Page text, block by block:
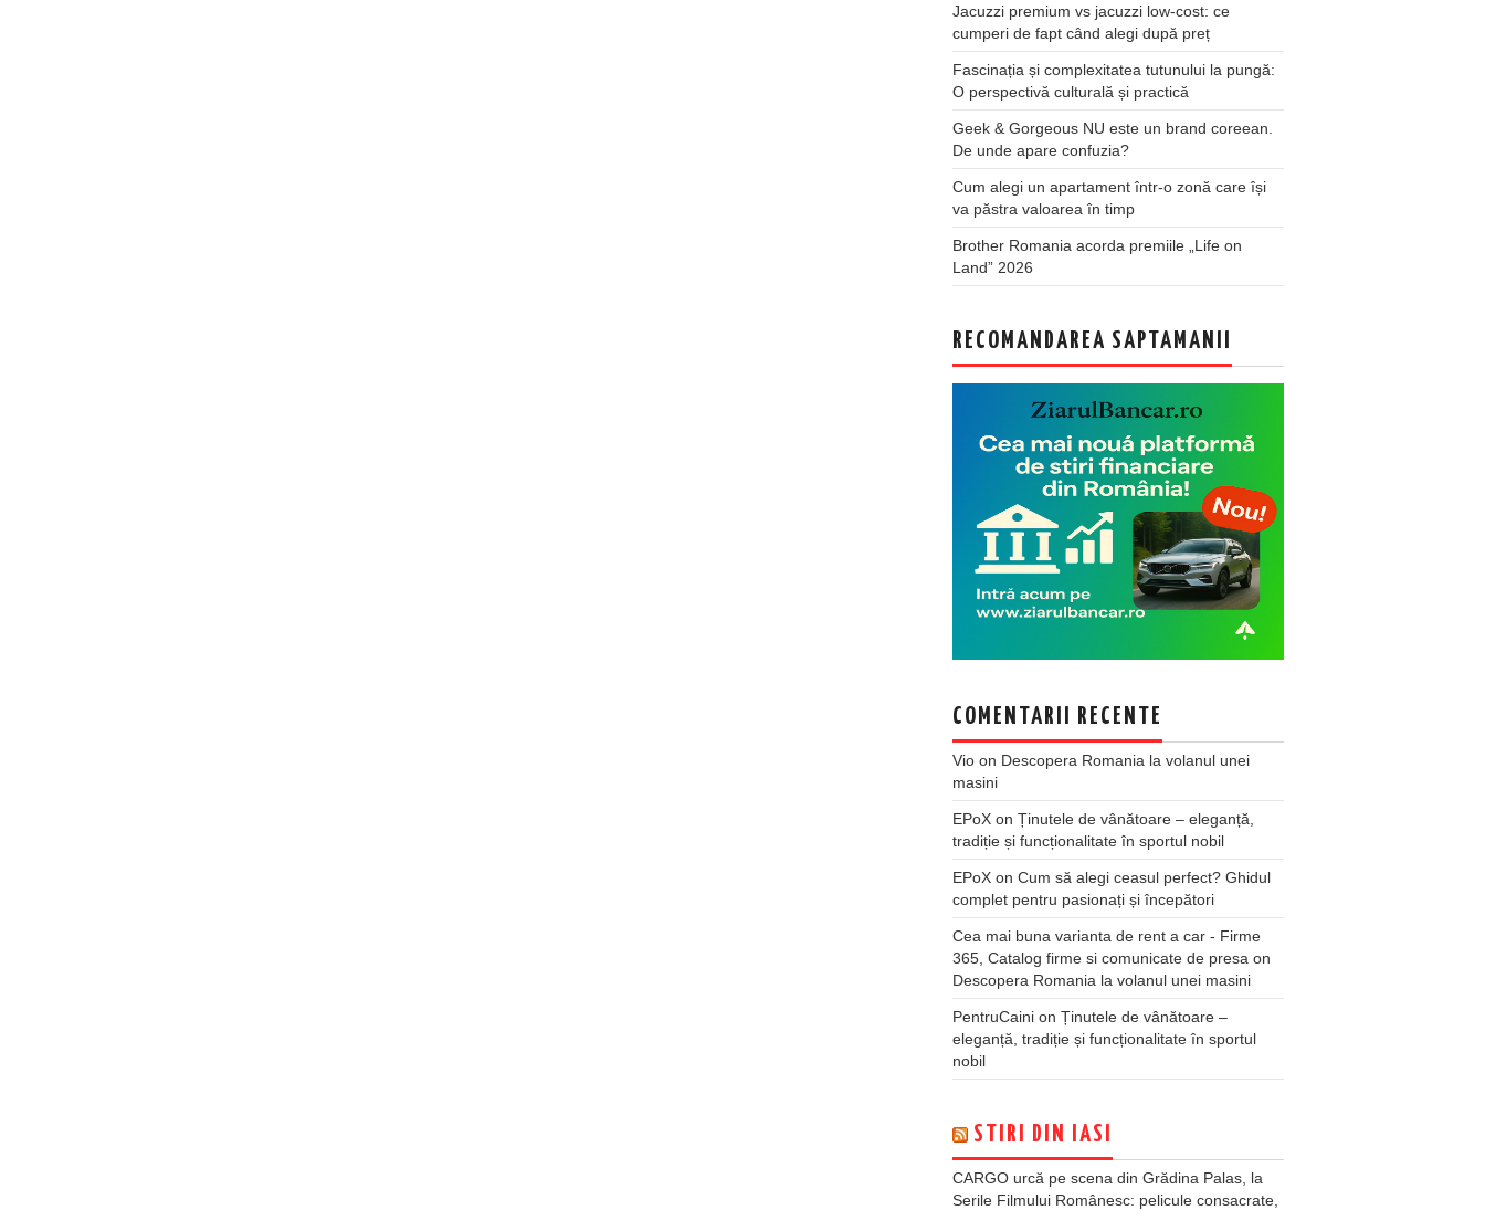
Jacuzzi premium vs jacuzzi low-cost: ce
cumperi de fapt când alegi după preț
Fascinația și complexitatea tutunului la pungă:
O perspectivă culturală și practică
Geek & Gorgeous NU este un brand coreean.
De unde apare confuzia?
Cum alegi un apartament într-o zonă care își
va păstra valoarea în timp
Brother Romania acorda premiile „Life on
Land” 2026
RECOMANDAREA SAPTAMANII
COMENTARII RECENTE
Vio on Descopera Romania la volanul unei
masini
EPoX on Ținutele de vânătoare – eleganță,
tradiție și funcționalitate în sportul nobil
EPoX on Cum să alegi ceasul perfect? Ghidul
complet pentru pasionați și începători
Cea mai buna varianta de rent a car - Firme
365, Catalog firme si comunicate de presa on
Descopera Romania la volanul unei masini
PentruCaini on Ținutele de vânătoare –
eleganță, tradiție și funcționalitate în sportul
nobil
STIRI DIN IASI
CARGO urcă pe scena din Grădina Palas, la
Serile Filmului Românesc: pelicule consacrate,